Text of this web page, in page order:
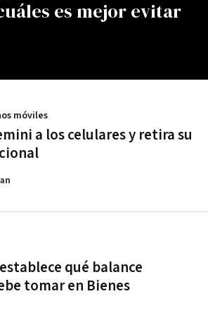
es mejor evitar
a los celulares y retira su
móviles
qué balance
tomar en Bienes